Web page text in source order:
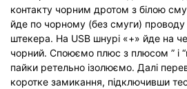
контакту чорним дротом з білою
йде по чорному (без смуги) проводу
штекера. На USB шнурі «+» йде на
чорний. Споюємо плюс з плюсом ” і
пайки ретельно ізолюємо. Далі
коротке замикання, підключивши